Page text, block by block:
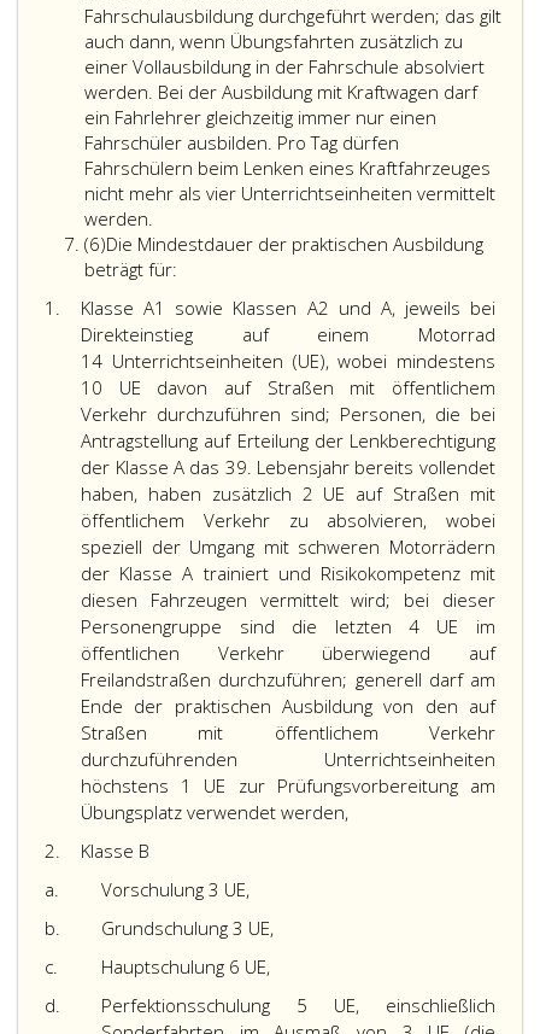
der
Klasse
AM
auf
eine
andere
Klasse.
Versäumt
Fahrschüler
aus
entschuldbaren
Gründen,
so
können
ihm
die
versäumten
Lehrinhalte
auch
in
Form
von
Einzelunterricht
vermittelt
werden.
allenfalls
auch
in
(weniger
Unterrichtseinheiten)
ist
aber
jedenfalls
muss
ergänzend
zum
Fahrlehrerausweis
eine
Zusatzausbildung
zur
Vermittlung
Risikokompetenz
(Paragraph
f,)
in
einer
ermächtigten
Ausbildungsstätte
absolviert
worden
sein,
sofern
nicht
bereits
die
theoretische
Abschlussausbildung
gemäß
Paragraph
c,
Absatz
3,
Ziffer
worden
ist.
Ausbildung
hat
zu
Fahrschulausbildung durchgeführt werden; das gilt
auch dann, wenn Übungsfahrten zusätzlich zu
einer Vollausbildung in der Fahrschule absolviert
werden. Bei der Ausbildung mit Kraftwagen darf
ein Fahrlehrer gleichzeitig immer nur einen
Fahrschüler ausbilden. Pro Tag dürfen
Fahrschülern beim Lenken eines Kraftfahrzeuges
nicht mehr als vier Unterrichtseinheiten vermittelt
werden.
hat
jedenfalls
im
Ortsgebiet
mit
starkem
Verkehr
(städtisches
Gebiet),
Fahrten
im
Schnellverkehr
(wie
Autobahn,
Autostraße)
und
bei
der
Klasse
B
auch
Nachtfahrten
zu
die
Ausbildung
mehrere
Klassen
gleichzeitig,
(6)Absatz
6
Die Mindestdauer der praktischen Ausbildung
beträgt für:
1.
Klasse A1 sowie Klassen A2 und A, jeweils bei
Direkteinstieg auf einem Motorrad
14 Unterrichtseinheiten (UE), wobei mindestens
10 UE davon auf Straßen mit öffentlichem
Verkehr durchzuführen sind; Personen, die bei
Antragstellung auf Erteilung der Lenkberechtigung
der Klasse A das 39. Lebensjahr bereits vollendet
haben, haben zusätzlich 2 UE auf Straßen mit
öffentlichem Verkehr zu absolvieren, wobei
speziell der Umgang mit schweren Motorrädern
der Klasse A trainiert und Risikokompetenz mit
diesen Fahrzeugen vermittelt wird; bei dieser
Personengruppe sind die letzten 4 UE im
öffentlichen Verkehr überwiegend auf
Freilandstraßen durchzuführen; generell darf am
Ende der praktischen Ausbildung von den auf
Straßen mit öffentlichem Verkehr
durchzuführenden Unterrichtseinheiten
höchstens 1 UE zur Prüfungsvorbereitung am
Übungsplatz verwendet werden,
2.
Klasse B
a.
Vorschulung 3 UE,
b.
Grundschulung 3 UE,
c.
Hauptschulung 6 UE,
d.
Perfektionsschulung 5 UE, einschließlich